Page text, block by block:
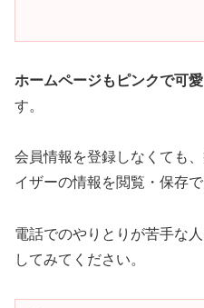
ホームページもピンクで可
す。
会員情報を登録しなくても
イザーの情報を閲覧・保存で
電話でのやりとりが苦手な
してみてください。